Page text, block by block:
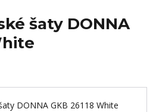
šaty DONNA